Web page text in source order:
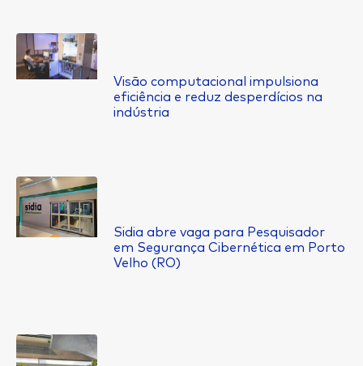
Visão computacional impulsiona
eficiência e reduz desperdícios na
indústria
Sidia abre vaga para Pesquisador
em Segurança Cibernética em Porto
Velho (RO)